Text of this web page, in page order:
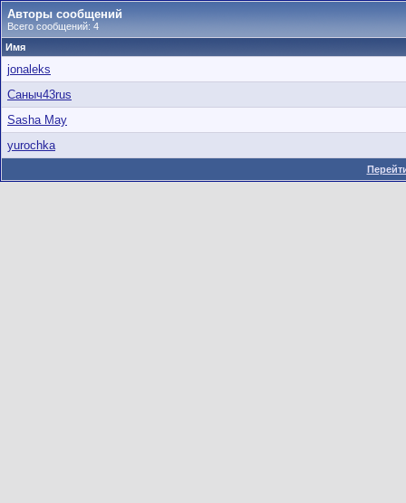
Авторы сообщений
Всего сообщений: 4
Имя
jonaleks
Саныч43rus
Sasha May
yurochka